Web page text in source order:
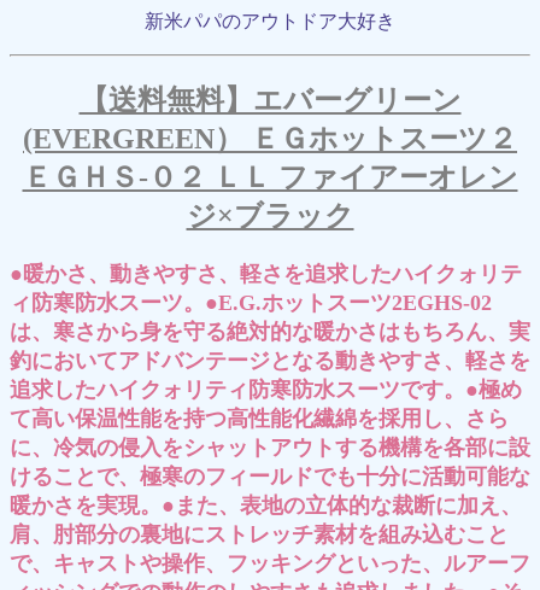
新米パパのアウトドア大好き
【送料無料】エバーグリーン
(EVERGREEN） ＥＧホットスーツ２
ＥＧＨＳ-０２ ＬＬ ファイアーオレン
ジ×ブラック
●暖かさ、動きやすさ、軽さを追求したハイクォリテ
ィ防寒防水スーツ。●E.G.ホットスーツ2EGHS-02
は、寒さから身を守る絶対的な暖かさはもちろん、実
釣においてアドバンテージとなる動きやすさ、軽さを
追求したハイクォリティ防寒防水スーツです。●極め
て高い保温性能を持つ高性能化繊綿を採用し、さら
に、冷気の侵入をシャットアウトする機構を各部に設
けることで、極寒のフィールドでも十分に活動可能な
暖かさを実現。●また、表地の立体的な裁断に加え、
肩、肘部分の裏地にストレッチ素材を組み込むこと
で、キャストや操作、フッキングといった、ルアーフ